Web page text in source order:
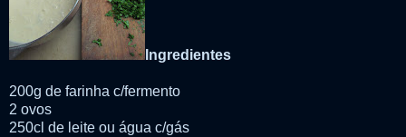
Ingredientes
200g de farinha c/fermento
2 ovos
250cl de leite ou água c/gás